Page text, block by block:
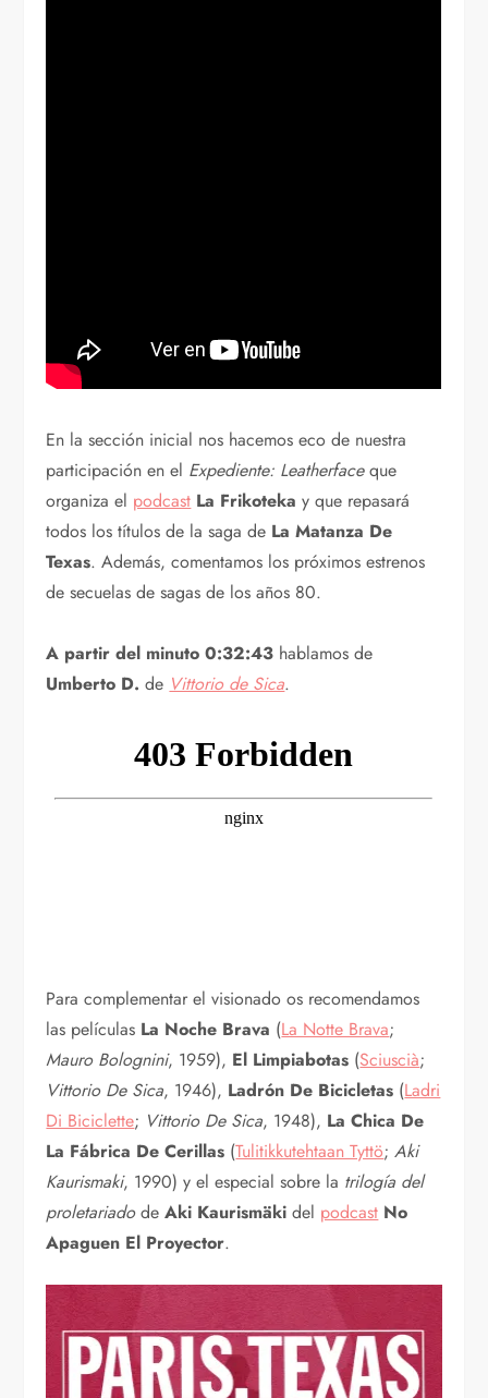
En la sección inicial nos hacemos eco de nuestra
participación en el Expediente: Leatherfaceque
organiza el podcast La Frikoteka y que repasará
todos los títulos de la saga de La Matanza De
Texas. Además, comentamos los próximos estrenos
de secuelas de sagas de los años 80.
A partir del minuto 0:32:43 hablamos de
Umberto D. de Vittorio de Sica.
Para complementar el visionado os recomendamos
las películas La Noche Brava (La Notte Brava;
Mauro Bolognini, 1959), El Limpiabotas (Sciuscià;
Vittorio De Sica, 1946), Ladrón De Bicicletas (Ladri
Di Biciclette; Vittorio De Sica, 1948), La Chica De
La Fábrica De Cerillas (Tulitikkutehtaan Tyttö;Aki
Kaurismaki, 1990) y el especial sobre la trilogía del
proletariadodeAki Kaurismäkidel podcast No
Apaguen El Proyector.